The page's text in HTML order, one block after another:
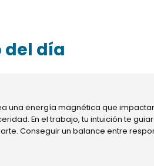
del día
una energía magnética que
En el trabajo, tu intuición te
Conseguir un balance entre